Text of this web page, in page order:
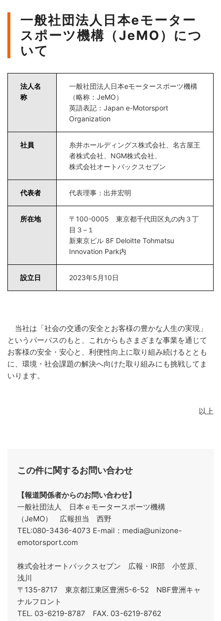
一般社団法人日本eモーター
スポーツ機構（JeMO）につ
いて
法人名
称
一般社団法人日本eモータースポーツ機構
（略称：JeMO）
英語表記：Japan e-Motorsport
Organization
社員
糸井ホールディングス株式会社、名古屋王
者株式会社、NGM株式会社、
株式会社オートバックスセブン
代表者 代表理事：出井宏明
所在地
〒100-0005 東京都千代田区丸の内３丁
目３−１
新東京ビル 8F Deloitte Tohmatsu
Innovation Park内
設立日 2023年5月10日
当社は「社会の交通の安全とお客様の豊かな人生の実現」
というパーパスのもと、これからもさまざまな事業を通じて
お客様の安全・安心と、利便性向上に取り組み続けるととも
に、環境・社会課題の解決へ向けた取り組みにも挑戦してま
いります。
以上
この件に関するお問い合わせ
【報道関係者からのお問い合わせ】
一般社団法人 日本ｅモータースポーツ機構
（JeMO） 広報担当 西野
TEL:080-3436-4073 E-mail：media@unizone-
emotorsport.com
株式会社オートバックスセブン 広報・IR部 小笠原、
浅川
〒135-8717 東京都江東区豊洲5-6-52 NBF豊洲キャ
ナルフロント
TEL. 03-6219-8787 FAX. 03-6219-8762